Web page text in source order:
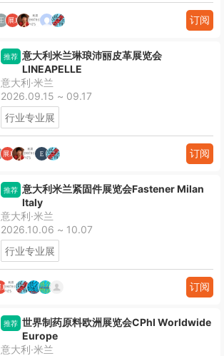
订阅
推荐 意大利米兰琳琅沛丽皮革展览会
LINEAPELLE
意大利·米兰
2026.09.15 ~ 09.17
行业专业展
订阅
推荐 意大利米兰紧固件展览会Fastener Milan
Italy
意大利·米兰
2026.10.06 ~ 10.07
行业专业展
订阅
推荐 世界制药原料欧洲展览会CPhI Worldwide
Europe
意大利·米兰